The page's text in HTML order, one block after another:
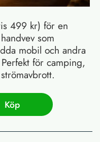
499 kr) för en
som
mobil och andra
för camping,
Köp